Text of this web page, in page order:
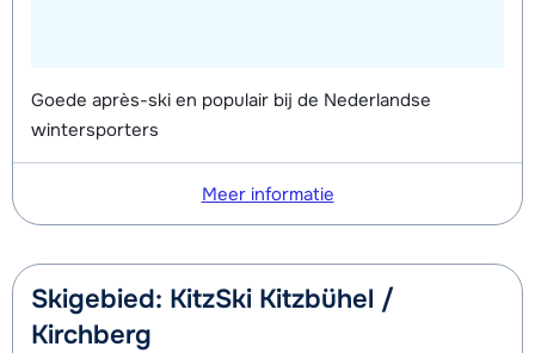
Goede après-ski en populair bij de Nederlandse
wintersporters
Meer informatie
Skigebied: KitzSki Kitzbühel /
Kirchberg